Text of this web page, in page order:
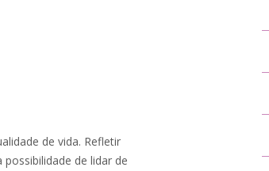
de vida. Refletir
de lidar de